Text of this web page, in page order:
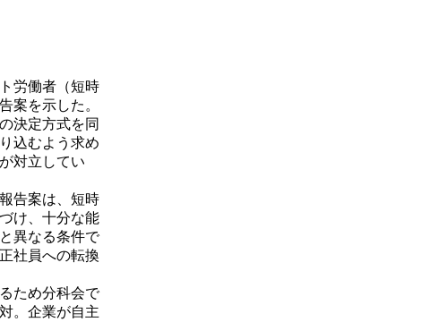
労働者（短時
案を示した。
決定方式を同
込むよう求め
対立してい
告案は、短時
け、十分な能
異なる条件で
社員への転換
ため分科会で
。企業が自主